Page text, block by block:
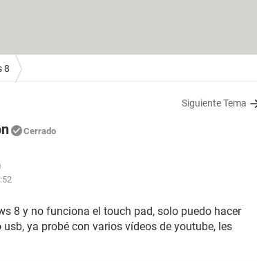
8
Siguiente Tema
Cerrado
8 y no funciona el touch pad, solo puedo hacer
ya probé con varios vídeos de youtube, les